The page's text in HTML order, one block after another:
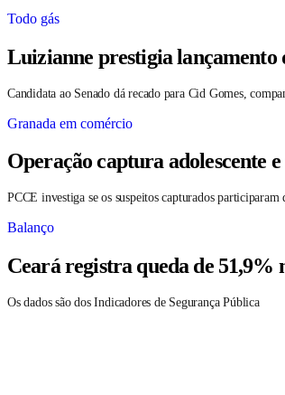
Todo gás
Luizianne prestigia lançamento
Candidata ao Senado dá recado para Cid Gomes,
Granada em comércio
Operação captura adolescente
PCCE investiga se os suspeitos capturados participaram
Balanço
Ceará registra queda de 51,9%
Os dados são dos Indicadores de Segurança Pública